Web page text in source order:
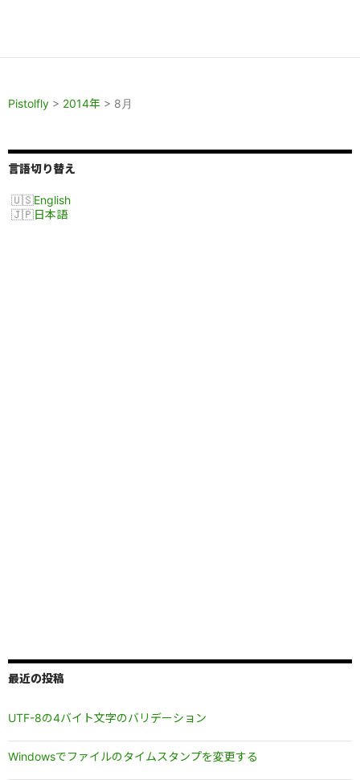
Pistolfly > 2014年 > 8月
言語切り替え
English
日本語
最近の投稿
UTF-8の4バイト文字のバリデーション
Windowsでファイルのタイムスタンプを変更する